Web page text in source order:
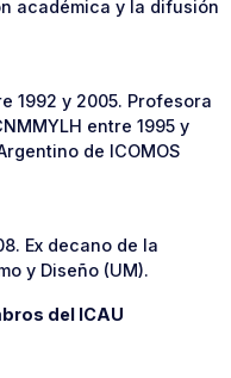
académica y la difusión
1992 y 2005. Profesora
entre 1995 y
de ICOMOS
Ex decano de la
y Diseño (UM).
del ICAU